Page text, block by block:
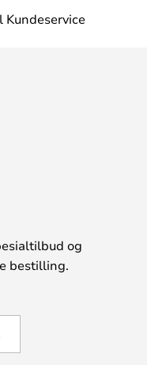
Kundeservice
og
bestilling.